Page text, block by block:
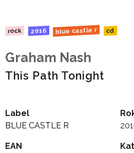
rock 2016 blue castle r cd
Graham Nash
This Path Tonight
Label
BLUE CASTLE R
EAN